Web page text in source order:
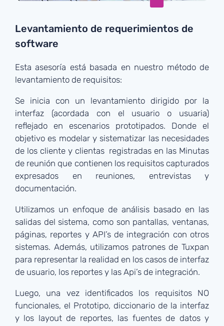
Levantamiento de requerimientos de
software
Esta asesoría está basada en nuestro método de
levantamiento de requisitos:
Se inicia con un levantamiento dirigido por la
interfaz (acordada con el usuario o usuaria)
reflejado en escenarios prototipados. Donde el
objetivo es modelar y sistematizar las necesidades
de los cliente y clientas registradas en las Minutas
de reunión que contienen los requisitos capturados
expresados en reuniones, entrevistas y
documentación.
Utilizamos un enfoque de análisis basado en las
salidas del sistema, como son pantallas, ventanas,
páginas, reportes y API’s de integración con otros
sistemas. Además, utilizamos patrones de Tuxpan
para representar la realidad en los casos de interfaz
de usuario, los reportes y las Api’s de integración.
Luego, una vez identificados los requisitos NO
funcionales, el Prototipo, diccionario de la interfaz
y los layout de reportes, las fuentes de datos y